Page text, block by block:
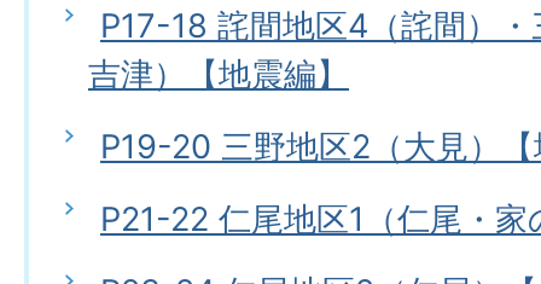
P17-18 詫間地区4（詫間）
吉津）【地震編】
P19-20 三野地区2（大見）
P21-22 仁尾地区1（仁尾・